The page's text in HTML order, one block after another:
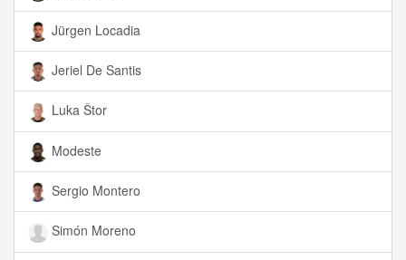
Jürgen Locadia
Jeriel De Santis
Luka Štor
Modeste
Sergio Montero
Simón Moreno